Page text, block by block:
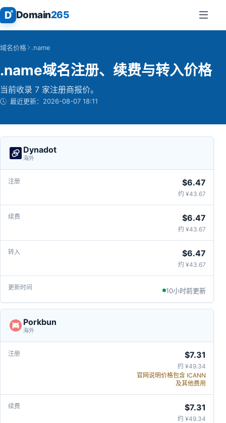
D Domain265
域名价格 .name
.name域名注册、续费与转入价格
当前收录 7 家注册商报价。
最近更新： 2026-08-07 18:11
Dynadot
海外
$6.47
约 ¥43.67
$6.47
约 ¥43.67
$6.47
约 ¥43.67
10小时前更新
Porkbun
海外
$7.31
约 ¥49.34
官网说明价格包含 ICANN
及其他费用
$7.31
约 ¥49.34